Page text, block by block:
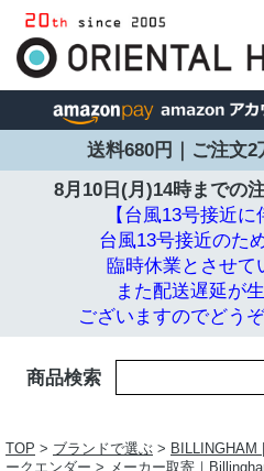
送料680円｜ご注文
8月10日(月)14時までの
【台風13号接近に
台風13号接近のた
臨時休業とさせて
また配送遅延が
ございますのでどう
商品検索
TOP > ブランドで選ぶ > BILLINGHAM
ークエンダー > メーカー取寄｜